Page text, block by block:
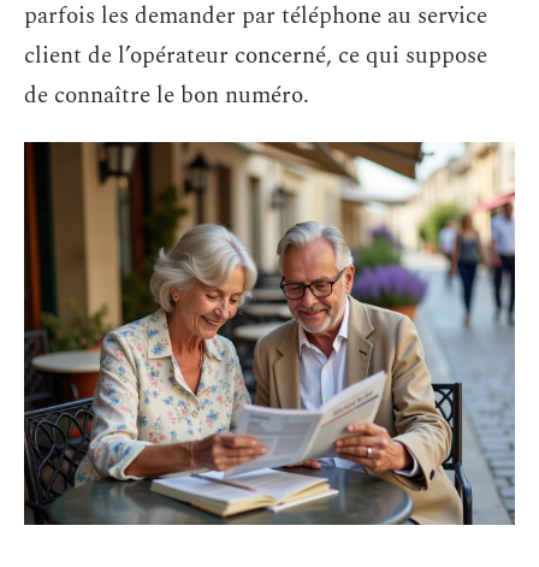
parfois les demander par téléphone au service
client de l’opérateur concerné, ce qui suppose
de connaître le bon numéro.